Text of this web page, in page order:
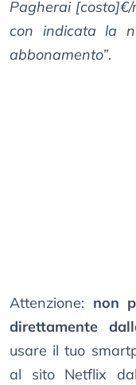
Pagherai
con indicata la
abbonamento”.
Attenzione: non
direttamente
usare il tuo
al sito Netflix